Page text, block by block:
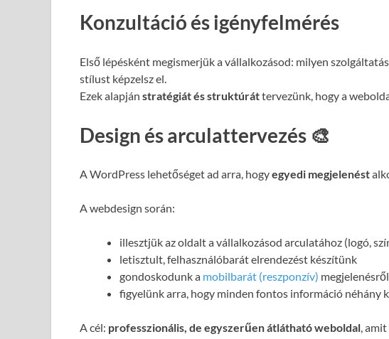
Konzultáció és igényfelmérés
Első lépésként megismerjük a vállalkozásod: milyen
stílust képzelsz el.
Ezek alapján stratégiát és struktúráttervezünk, hogy a
Design és arculattervezés 🎨
A WordPress lehetőséget ad arra, hogyegyedi megjelenést
A webdesign során:
illesztjük az oldalt a vállalkozásod arculatához (logó,
letisztult, felhasználóbarát elrendezést készítünk
gondoskodunk a mobilbarát (reszponzív) megjelenésről
figyelünk arra, hogy minden fontos információ néhány
A cél: professzionális, de egyszerűen átlátható weboldal,